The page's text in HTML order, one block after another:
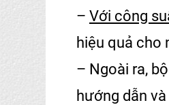
– Với công
hiệu quả cho
– Ngoài ra,
hướng dẫn